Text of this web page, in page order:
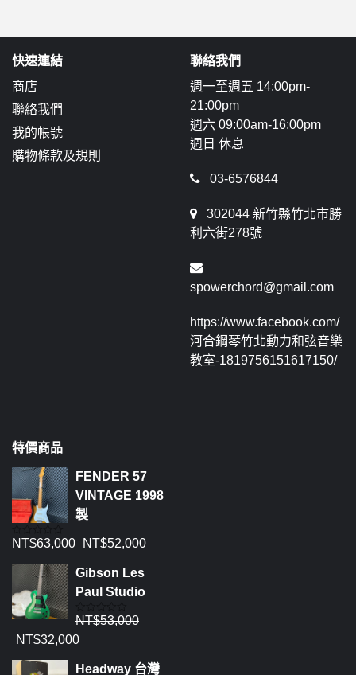
快速連結
商店
聯絡我們
我的帳號
購物條款及規則
聯絡我們
週一至週五 14:00pm-
21:00pm
週六 09:00am-16:00pm
週日 休息
03-6576844
302044 新竹縣竹北市勝
利六街278號
spowerchord@gmail.com
https://www.facebook.com/
河合鋼琴竹北動力和弦音樂
教室-1819756151617150/
特價商品
FENDER 57
VINTAGE 1998
製
評
0
5
NT$63,000 NT$52,000
Gibson Les
Paul Studio
評
0
5
NT$53,000
NT$32,000
Headway 台灣